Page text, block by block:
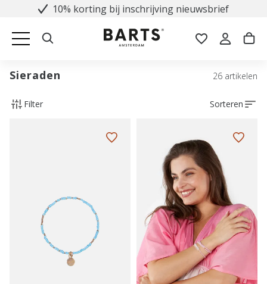
10% korting bij inschrijving nieuwsbrief
Sieraden 26 artikelen
Filter Sorteren